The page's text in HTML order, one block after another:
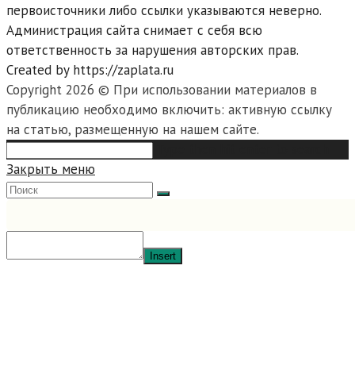
первоисточники либо ссылки указываются неверно.
Администрация сайта снимает с себя всю
ответственность за нарушения авторских прав.
Created by https://zaplata.ru
Copyright 2026 © При использовании материалов в
публикацию необходимо включить: активную ссылку
на статью, размещенную на нашем сайте.
Search
this
website
Закрыть меню
Insert